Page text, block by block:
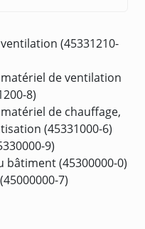
(45331210-
de ventilation
8)
de chauffage,
(45331000-6)
9)
(45300000-0)
7)